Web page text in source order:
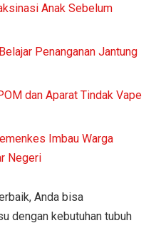
Anak Sebelum
Penanganan Jantung
dan Aparat Tindak Vape
Imbau Warga
Negeri
Anda bisa
dengan kebutuhan tubuh